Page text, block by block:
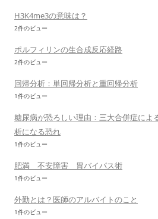
H3K4me3の意味は？
2件のビュー
ポルフィリンの生合成反応経路
2件のビュー
回帰分析：単回帰分析と重回帰分析
1件のビュー
糖尿病が恐ろしい理由：三大合併症によ
析になる恐れ
1件のビュー
肥満 不安障害 胃バイパス術
1件のビュー
外勤とは？医師のアルバイトのこと
1件のビュー